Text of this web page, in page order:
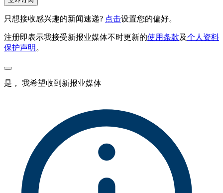
只想接收感兴趣的新闻速递? 点击设置您的偏好。
注册即表示我接受新报业媒体不时更新的使用条款及个人资料
保护声明 。
是， 我希望收到新报业媒体